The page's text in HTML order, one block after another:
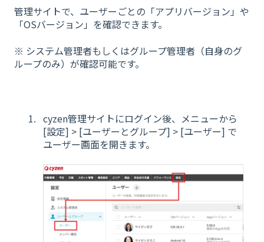
管理サイトで、ユーザーごとの「アプリバージョン」や
「OSバージョン」を確認できます。
※ システム管理者もしくはグループ管理者（自身のグ
ループのみ）が確認可能です。
cyzen管理サイトにログイン後、メニューから
[設定] > [ユーザーとグループ] > [ユーザー] で
ユーザー画面を開きます。